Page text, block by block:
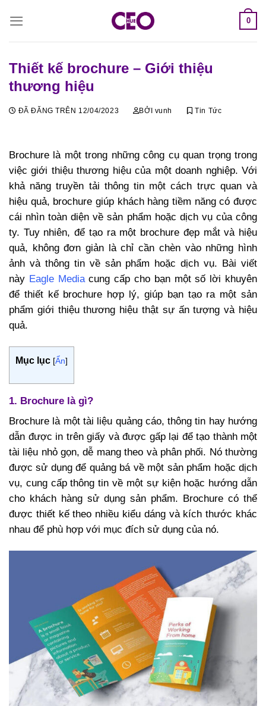
đến
0
Thiết kế brochure – Giới thiệu
thương hiệu
ĐÃ ĐĂNG TRÊN 12/04/2023 BỞI vunh Tin Tức
Brochure là một trong những công cụ quan trọng trong
việc giới thiệu thương hiệu của một doanh nghiệp. Với
khả năng truyền tải thông tin một cách trực quan và
hiệu quả, brochure giúp khách hàng tiềm năng có được
cái nhìn toàn diện về sản phẩm hoặc dịch vụ của công
ty. Tuy nhiên, để tạo ra một brochure đẹp mắt và hiệu
quả, không đơn giản là chỉ cần chèn vào những hình
ảnh và thông tin về sản phẩm hoặc dịch vụ. Bài viết
này Eagle Mediacung cấp cho bạn một số lời khuyên
để thiết kế brochure hợp lý, giúp bạn tạo ra một sản
phẩm giới thiệu thương hiệu thật sự ấn tượng và hiệu
quả.
Mục lục [Ẩn]
1. Brochure là gì?
Brochure là một tài liệu quảng cáo, thông tin hay hướng
dẫn được in trên giấy và được gấp lại để tạo thành một
tài liệu nhỏ gọn, dễ mang theo và phân phối. Nó thường
được sử dụng để quảng bá về một sản phẩm hoặc dịch
vụ, cung cấp thông tin về một sự kiện hoặc hướng dẫn
cho khách hàng sử dụng sản phẩm. Brochure có thể
được thiết kế theo nhiều kiểu dáng và kích thước khác
nhau để phù hợp với mục đích sử dụng của nó.